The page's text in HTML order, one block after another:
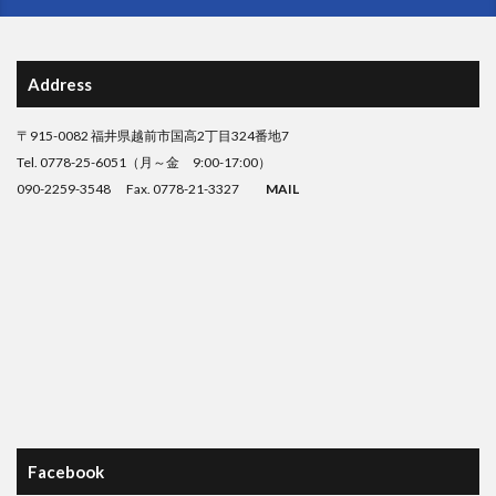
Address
〒915-0082 福井県越前市国高2丁目324番地7
Tel. 0778-25-6051（月～金 9:00-17:00）
090-2259-3548 Fax. 0778-21-3327 MAIL
Facebook